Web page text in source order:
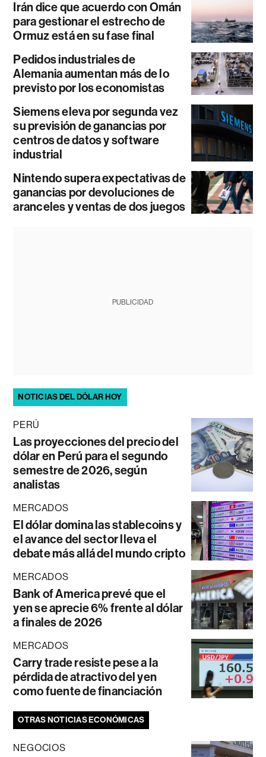
Irán dice que acuerdo con Omán
para gestionar el estrecho de
Ormuz está en su fase final
Pedidos industriales de
Alemania aumentan más de lo
previsto por los economistas
Siemens eleva por segunda vez
su previsión de ganancias por
centros de datos y software
industrial
Nintendo supera expectativas de
ganancias por devoluciones de
aranceles y ventas de dos juegos
PUBLICIDAD
NOTICIAS DEL DÓLAR HOY
PERÚ
Las proyecciones del precio del
dólar en Perú para el segundo
semestre de 2026, según
analistas
MERCADOS
El dólar domina las stablecoins y
el avance del sector lleva el
debate más allá del mundo cripto
MERCADOS
Bank of America prevé que el
yen se aprecie 6% frente al dólar
a finales de 2026
MERCADOS
Carry trade resiste pese a la
pérdida de atractivo del yen
como fuente de financiación
OTRAS NOTICIAS ECONÓMICAS
NEGOCIOS